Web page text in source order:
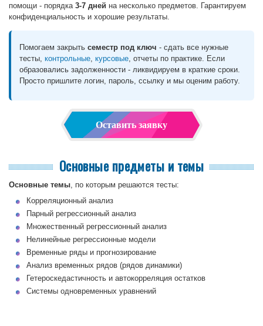
помощи - порядка 3-7 дней на несколько предметов. Гарантируем
конфиденциальность и хорошие результаты.
Помогаем закрыть семестр под ключ - сдать все нужные
тесты, контрольные курсовые , отчеты по практике. Если
образовались задолженности - ликвидируем в краткие сроки.
Просто пришлите логин, пароль, ссылку и мы оценим работу.
Оставить заявку
Основные предметы и темы
Основные темы , по которым решаются тесты:
Корреляционный анализ
Парный регрессионный анализ
Множественный регрессионный анализ
Нелинейные регрессионные модели
Временные ряды и прогнозирование
Анализ временных рядов (рядов динамики)
Гетероскедастичность и автокорреляция остатков
Системы одновременных уравнений